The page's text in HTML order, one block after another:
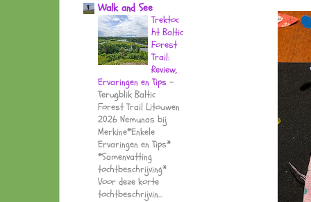
Walk and See
Trektoc
ht Baltic
Forest
Trail:
Review,
Ervaringen en Tips -
Terugblik Baltic
Forest Trail Litouwen
2026 Nemunas bij
Merkine*Enkele
Ervaringen en Tips*
*Samenvatting
tochtbeschrijving*
Voor deze korte
tochtbeschrijvin...